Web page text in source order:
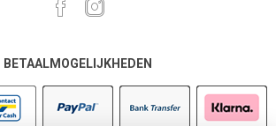
BETAALMOGELIJKHEDEN